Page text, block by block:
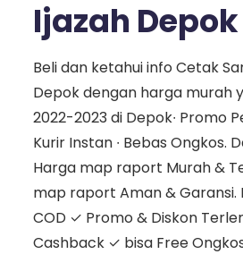
Ijazah Depok
Beli dan ketahui info Cetak
Depok dengan harga murah
2022-2023 di Depok∙ Promo
Kurir Instan ∙ Bebas Ongkos.
Harga map raport Murah &
map raport Aman & Garansi.
COD ✓ Promo & Diskon
Cashback ✓ bisa Free